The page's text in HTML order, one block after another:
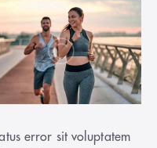
error sit voluptatem